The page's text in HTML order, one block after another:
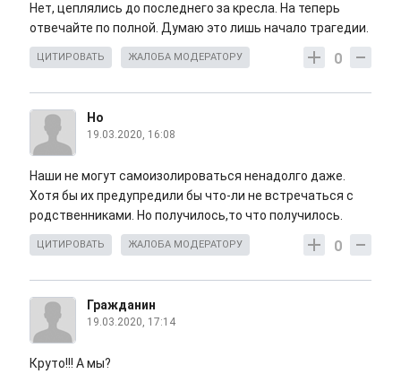
Нет, цеплялись до последнего за кресла. На теперь
отвечайте по полной. Думаю это лишь начало трагедии.
0
ЦИТИРОВАТЬ ЖАЛОБА МОДЕРАТОРУ
Но
19.03.2020, 16:08
Наши не могут самоизолироваться ненадолго даже.
Хотя бы их предупредили бы что-ли не встречаться с
родственниками. Но получилось,то что получилось.
0
ЦИТИРОВАТЬ ЖАЛОБА МОДЕРАТОРУ
Гражданин
19.03.2020, 17:14
Круто!!! А мы?